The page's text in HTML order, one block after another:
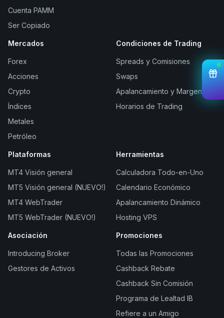
Cuenta PAMM
Ser Copiado
Mercados
Forex
Acciones
Crypto
Índices
Metales
Petróleo
Condiciones de Trading
Spreads y Comisiones
Swaps
Apalancamiento y Margen
Horarios de Trading
Plataformas
MT4 Visión general
MT5 Visión general (NUEVO!)
MT4 WebTrader
MT5 WebTrader (NUEVO!)
Herramientas
Calculadora Todo-en-Uno
Calendario Económico
Apalancamiento Dinámico
Hosting VPS
Asociación
Introducing Broker
Gestores de Activos
Promociones
Todas las Promociones
Cashback Rebate
Cashback Sin Comisión
Programa de Lealtad IB
Refiere a un Amigo